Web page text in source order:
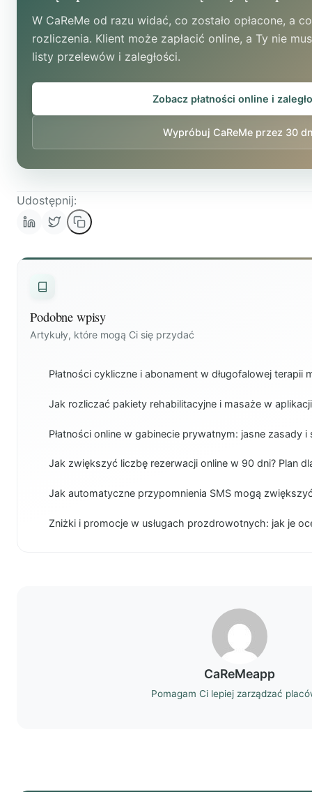
W CaReMe od razu widać, co zostało opłacone, a
rozliczenia. Klient może zapłacić online, a Ty nie
listy przelewów i zaległości.
Zobacz płatności online i
Wypróbuj CaReMe przez 30
Udostępnij:
Podobne wpisy
Artykuły, które mogą Ci się przydać
Płatności cykliczne i abonament w długofalowej terapii
Jak rozliczać pakiety rehabilitacyjne i masaże w
Płatności online w gabinecie prywatnym: jasne zasady
Jak zwiększyć liczbę rezerwacji online w 90 dni? Plan
Jak automatyczne przypomnienia SMS mogą
Zniżki i promocje w usługach prozdrowotnych: jak je
CaReMeapp
Pomagam Ci lepiej zarządzać